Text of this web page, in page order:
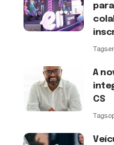
Tags:
A
CS
Tags: